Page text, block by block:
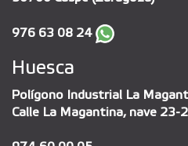
976 63 08 24
Huesca
Polígono Industrial La
Calle La Magantina, nave 23-